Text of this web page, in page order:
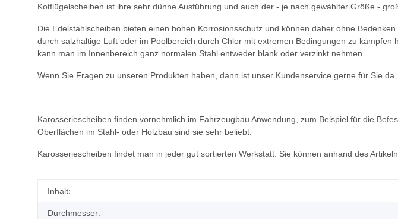
Kotflügelscheiben ist ihre sehr dünne Ausführung und auch der - je nach gewählter Größe -
Die Edelstahlscheiben bieten einen hohen Korrosionsschutz und können daher ohne
durch salzhaltige Luft oder im Poolbereich durch Chlor mit extremen Bedingungen zu
kann man im Innenbereich ganz normalen Stahl entweder blank oder verzinkt nehmen.
Wenn Sie Fragen zu unseren Produkten haben, dann ist unser Kundenservice gerne für Sie da.
Karosseriescheiben finden vornehmlich im Fahrzeugbau Anwendung, zum Beispiel für die
Oberflächen im Stahl- oder Holzbau sind sie sehr beliebt.
Karosseriescheiben findet man in jeder gut sortierten Werkstatt. Sie können anhand des
Produkteigenschaft
Wert
Inhalt:
Durchmesser: